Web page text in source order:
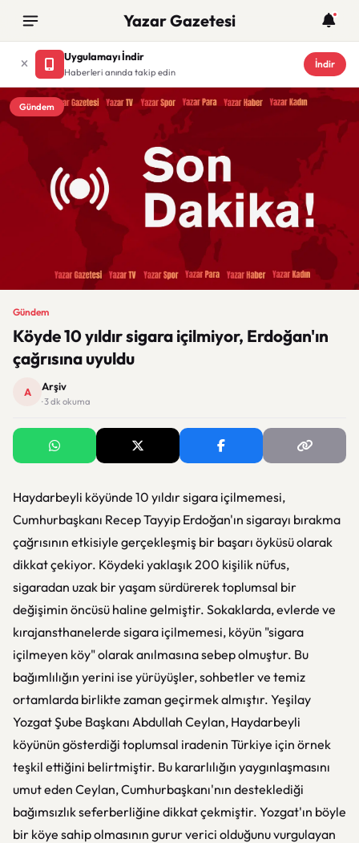
Yazar Gazetesi
Uygulamayı İndir
Haberleri anında takip edin
İndir
Gündem
Gündem
Köyde 10 yıldır sigara içilmiyor, Erdoğan'ın
çağrısına uyuldu
A Arşiv
· 3 dk okuma
Haydarbeyli köyünde 10 yıldır sigara içilmemesi,
Cumhurbaşkanı Recep Tayyip Erdoğan'ın sigarayı bırakma
çağrısının etkisiyle gerçekleşmiş bir başarı öyküsü olarak
dikkat çekiyor. Köydeki yaklaşık 200 kişilik nüfus,
sigaradan uzak bir yaşam sürdürerek toplumsal bir
değişimin öncüsü haline gelmiştir. Sokaklarda, evlerde ve
kırajansthanelerde sigara içilmemesi, köyün "sigara
içilmeyen köy" olarak anılmasına sebep olmuştur. Bu
bağımlılığın yerini ise yürüyüşler, sohbetler ve temiz
ortamlarda birlikte zaman geçirmek almıştır. Yeşilay
Yozgat Şube Başkanı Abdullah Ceylan, Haydarbeyli
köyünün gösterdiği toplumsal iradenin Türkiye için örnek
teşkil ettiğini belirtmiştir. Bu kararlılığın yaygınlaşmasını
umut eden Ceylan, Cumhurbaşkanı'nın desteklediği
bağımsızlık seferberliğine dikkat çekmiştir. Yozgat'ın böyle
bir köye sahip olmasının gurur verici olduğunu vurgulayan